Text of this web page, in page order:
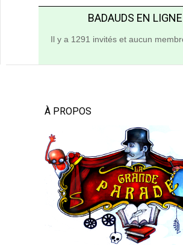
BADAUDS EN LIGNE
Il y a 1291 invités et aucun
À PROPOS